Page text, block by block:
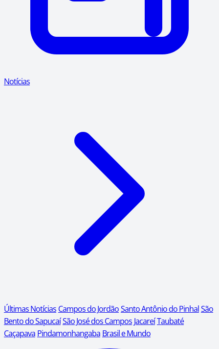
Notícias
Últimas Notícias Campos do JordãoSanto Antônio do PinhalSão
Bento do SapucaíSão José dos Campos JacareíTaubaté
Caçapava Pindamonhangaba Brasil e Mundo